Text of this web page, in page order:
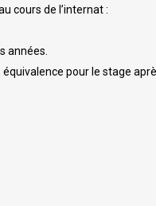
cours de l’internat :
années.
pour le stage